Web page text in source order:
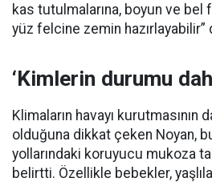
kas tutulmalarına, boyun ve bel
yüz felcine zemin hazırlayabilir”
‘Kimlerin durumu
Klimaların havayı kurutmasının
olduğuna dikkat çeken Noyan,
yollarındaki koruyucu mukoza
belirtti. Özellikle bebekler,